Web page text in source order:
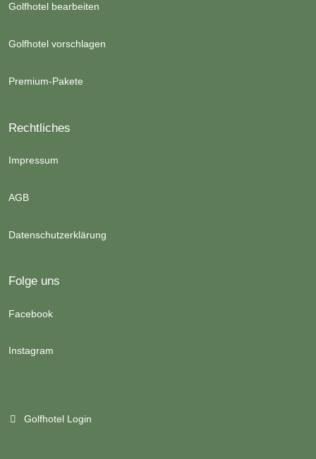
Golfhotel bearbeiten
Golfhotel vorschlagen
Premium-Pakete
Rechtliches
Impressum
AGB
Datenschutzerklärung
Folge uns
Facebook
Instagram
Golfhotel Login